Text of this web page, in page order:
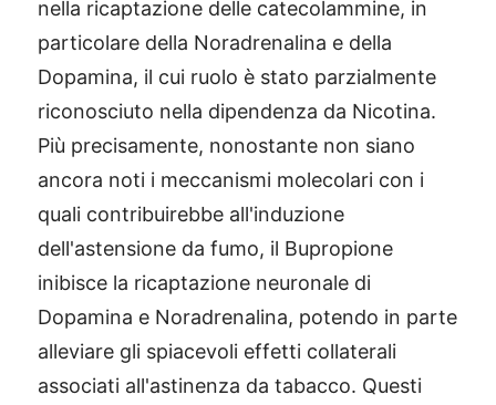
nella ricaptazione delle catecolammine, in
particolare della Noradrenalina e della
Dopamina, il cui ruolo è stato parzialmente
riconosciuto nella dipendenza da Nicotina.
Più precisamente, nonostante non siano
ancora noti i meccanismi molecolari con i
quali contribuirebbe all'induzione
dell'astensione da fumo, il Bupropione
inibisce la ricaptazione neuronale di
Dopamina e Noradrenalina, potendo in parte
alleviare gli spiacevoli effetti collaterali
associati all'astinenza da tabacco. Questi